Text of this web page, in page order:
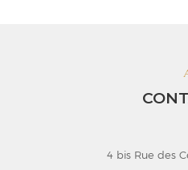
4 bis Rue des